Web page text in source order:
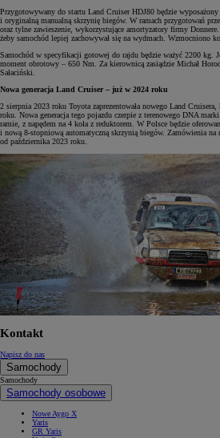
Przygotowywany do startu Land Cruiser HDJ80 będzie
i oryginalną manualną skrzynię biegów. W ramach przygotowań
oraz tylne zawieszenie, wykorzystujące amortyzatory firmy
żeby samochód lepiej zachowywał się na wydmach. Wzmocniono
Samochód w specyfikacji gotowej do rajdu będzie ważyć 2200 kg.
moment obrotowy – 650 Nm. Za kierownicą zasiądzie Michał
Sałaciński.
Nowa generacja Land Cruiser – już w 2024 roku
2 sierpnia 2023 roku Toyota zaprezentowała nowego Land
roku. Nowa generacja tego pojazdu czerpie z terenowego DNA
ramie, z napędem na 4 koła z reduktorem. W Polsce będzie
i nową 8-stopniową automatyczną skrzynią biegów. Zamówienia na
od października 2023 roku.
Kontakt
Napisz do nas
Samochody
Samochody
Samochody osobowe
Nowe Aygo X
Yaris
GR Yaris